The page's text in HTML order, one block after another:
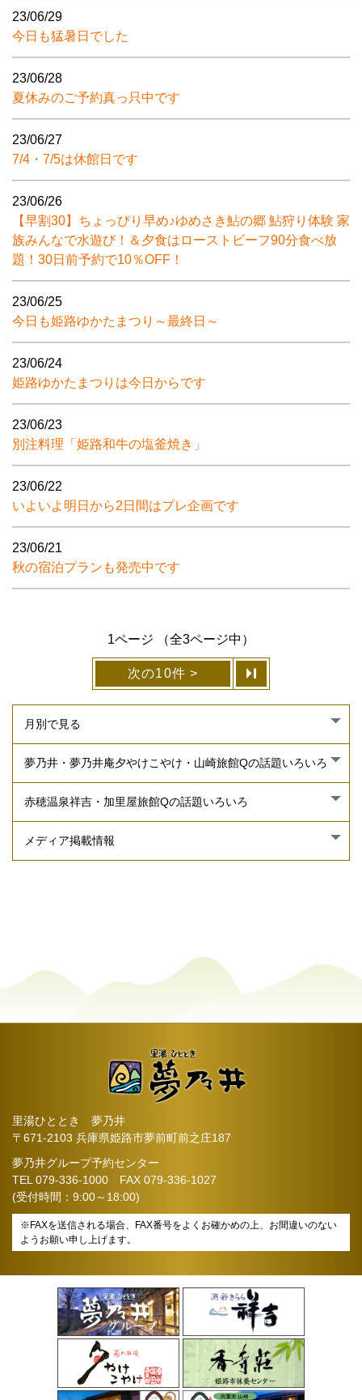
23/06/29
今日も猛暑日でした
23/06/28
夏休みのご予約真っ只中です
23/06/27
7/4・7/5は休館日です
23/06/26
【早割30】ちょっぴり早め♪ゆめさき鮎の郷 鮎狩り体験 家
族みんなで水遊び！＆夕食はローストビーフ90分食べ放
題！30日前予約で10％OFF！
23/06/25
今日も姫路ゆかたまつり～最終日～
23/06/24
姫路ゆかたまつりは今日からです
23/06/23
別注料理「姫路和牛の塩釜焼き」
23/06/22
いよいよ明日から2日間はプレ企画です
23/06/21
秋の宿泊プランも発売中です
1ページ （全3ページ中）
次の10件
里湯ひととき 夢乃井
〒671-2103 兵庫県姫路市夢前町前之庄187
夢乃井グループ予約センター
TEL 079-336-1000 FAX 079-336-1027
(受付時間：9:00～18:00)
※FAXを送信される場合、FAX番号をよくお確かめの上、お間違いのない
ようお願い申し上げます。